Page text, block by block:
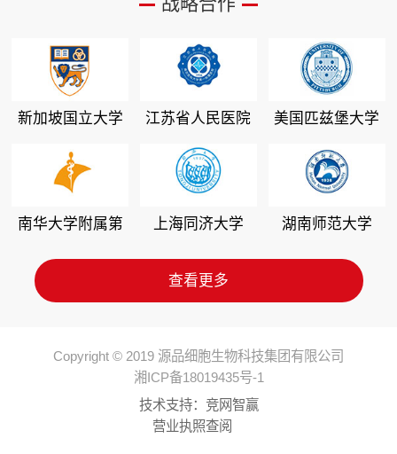
新加坡国立大学 江苏省人民医院 美国匹兹堡大学
南华大学附属第
上海同济大学 湖南师范大学
查看更多
Copyright © 2019 源品细胞生物科技集团有限公司
湘ICP备18019435号-1
技术支持： 竞网智赢
营业执照查阅